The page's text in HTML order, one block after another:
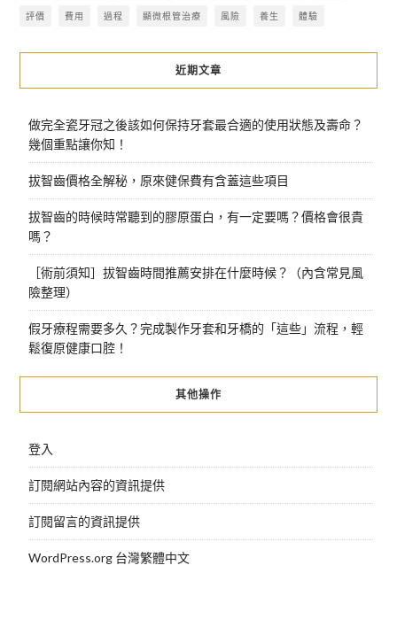
評價 費用 過程 顯微根管治療 風險 養生 體驗
近期文章
做完全瓷牙冠之後該如何保持牙套最合適的使用狀態及壽命？
幾個重點讓你知！
拔智齒價格全解秘，原來健保費有含蓋這些項目
拔智齒的時候時常聽到的膠原蛋白，有一定要嗎？價格會很貴
嗎？
［術前須知］拔智齒時間推薦安排在什麼時候？（內含常見風
險整理）
假牙療程需要多久？完成製作牙套和牙橋的「這些」流程，輕
鬆復原健康口腔！
其他操作
登入
訂閱網站內容的資訊提供
訂閱留言的資訊提供
WordPress.org 台灣繁體中文